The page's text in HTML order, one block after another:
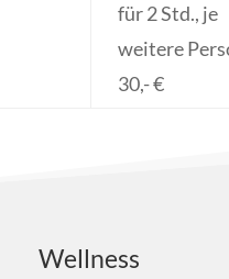
für 2 Std., je
weitere
30,- €
Wellness